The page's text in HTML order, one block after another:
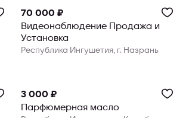
70 000 ₽
Видеонаблюдение Продажа и
Установка
Республика Ингушетия, г. Назрань
3 000 ₽
Парфюмерная масло